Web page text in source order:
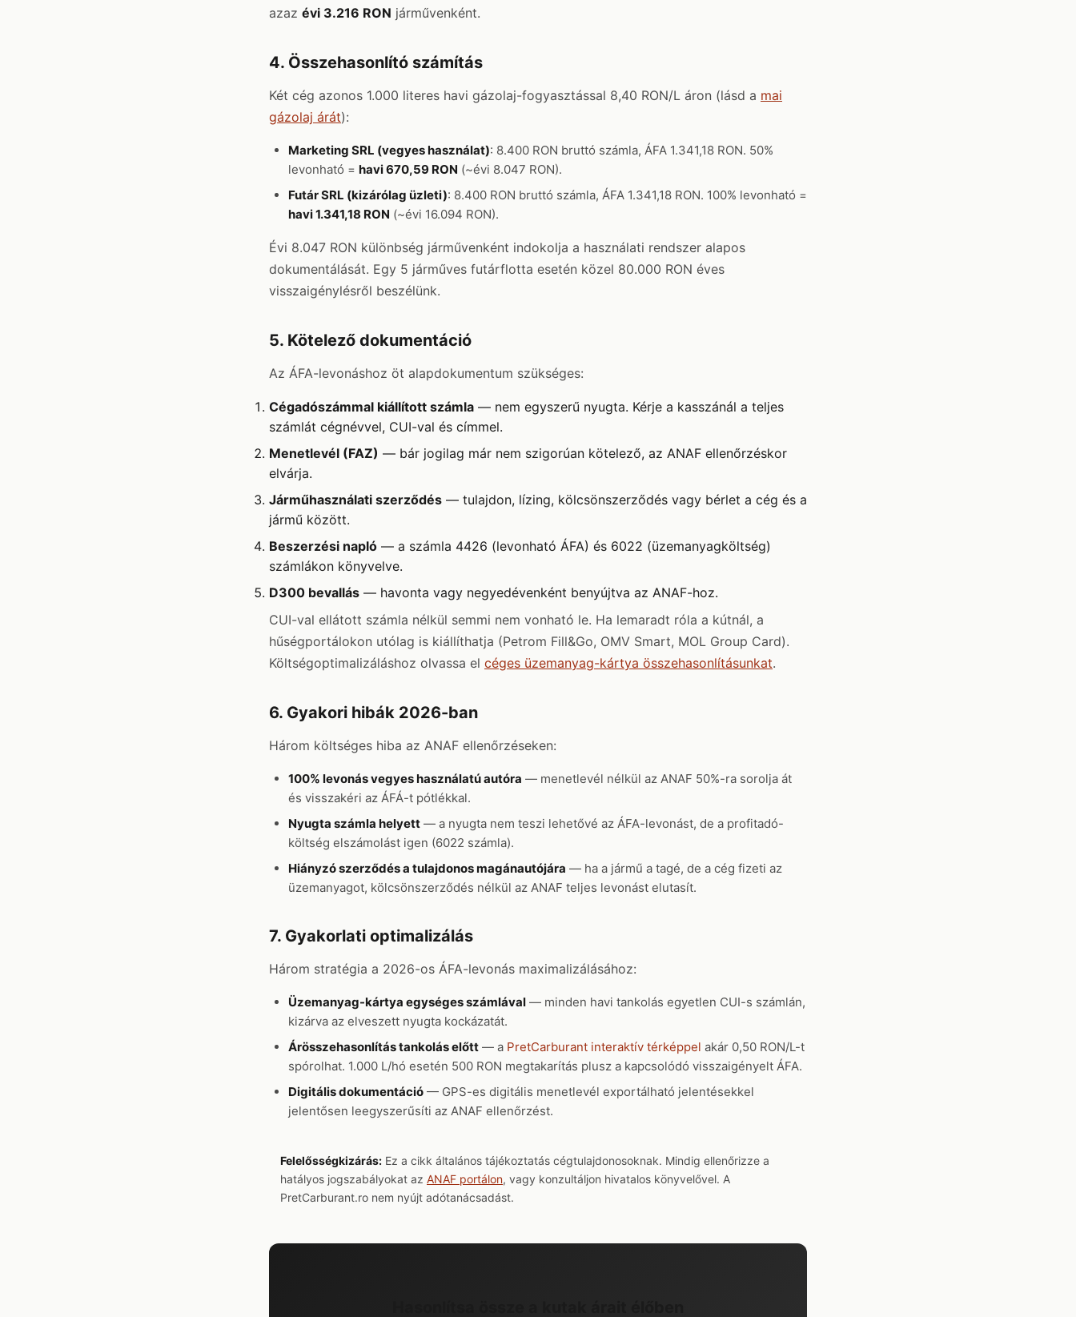
azaz évi 3.216 RON járművenként.
4. Összehasonlító számítás
Két cég azonos 1.000 literes havi gázolaj-fogyasztással 8,40 RON/L áron (lásd a mai
gázolaj árát):
Marketing SRL (vegyes használat): 8.400 RON bruttó számla, ÁFA 1.341,18 RON. 50%
levonható = havi 670,59 RON (~évi 8.047 RON).
Futár SRL (kizárólag üzleti): 8.400 RON bruttó számla, ÁFA 1.341,18 RON. 100% levonható =
havi 1.341,18 RON (~évi 16.094 RON).
Évi 8.047 RON különbség járművenként indokolja a használati rendszer alapos
dokumentálását. Egy 5 járműves futárflotta esetén közel 80.000 RON éves
visszaigénylésről beszélünk.
5. Kötelező dokumentáció
Az ÁFA-levonáshoz öt alapdokumentum szükséges:
Cégadószámmal kiállított számla — nem egyszerű nyugta. Kérje a kasszánál a teljes
számlát cégnévvel, CUI-val és címmel.
Menetlevél (FAZ) — bár jogilag már nem szigorúan kötelező, az ANAF ellenőrzéskor
elvárja.
Járműhasználati szerződés — tulajdon, lízing, kölcsönszerződés vagy bérlet a cég és a
jármű között.
Beszerzési napló — a számla 4426 (levonható ÁFA) és 6022 (üzemanyagköltség)
számlákon könyvelve.
D300 bevallás — havonta vagy negyedévenként benyújtva az ANAF-hoz.
CUI-val ellátott számla nélkül semmi nem vonható le. Ha lemaradt róla a kútnál, a
hűségportálokon utólag is kiállíthatja (Petrom Fill&Go, OMV Smart, MOL Group Card).
Költségoptimalizáláshoz olvassa el céges üzemanyag-kártya összehasonlításunkat.
6. Gyakori hibák 2026-ban
Három költséges hiba az ANAF ellenőrzéseken:
100% levonás vegyes használatú autóra — menetlevél nélkül az ANAF 50%-ra sorolja át
és visszakéri az ÁFÁ-t pótlékkal.
Nyugta számla helyett — a nyugta nem teszi lehetővé az ÁFA-levonást, de a profitadó-
költség elszámolást igen (6022 számla).
Hiányzó szerződés a tulajdonos magánautójára — ha a jármű a tagé, de a cég fizeti az
üzemanyagot, kölcsönszerződés nélkül az ANAF teljes levonást elutasít.
7. Gyakorlati optimalizálás
Három stratégia a 2026-os ÁFA-levonás maximalizálásához:
Üzemanyag-kártya egységes számlával — minden havi tankolás egyetlen CUI-s számlán,
kizárva az elveszett nyugta kockázatát.
Árösszehasonlítás tankolás előtt — a PretCarburant interaktív térképpel akár 0,50 RON/L-t
spórolhat. 1.000 L/hó esetén 500 RON megtakarítás plusz a kapcsolódó visszaigényelt ÁFA.
Digitális dokumentáció — GPS-es digitális menetlevél exportálható jelentésekkel
jelentősen leegyszerűsíti az ANAF ellenőrzést.
Felelősségkizárás: Ez a cikk általános tájékoztatás cégtulajdonosoknak. Mindig ellenőrizze a
hatályos jogszabályokat az ANAF portálon, vagy konzultáljon hivatalos könyvelővel. A
PretCarburant.ro nem nyújt adótanácsadást.